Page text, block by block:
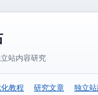
站内容研究
教程 研究文章 独立